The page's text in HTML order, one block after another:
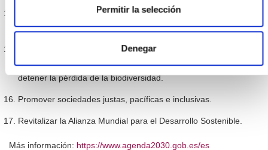
Permitir la selección
Denegar
Conservar y utilizar en forma sostenible los océanos, los mares
y los recursos marinos para el desarrollo sostenible.
Gestionar sosteniblemente los bosques, luchar contra la
desertificación, detener e invertir la degradación de las tierras y
detener la pérdida de la biodiversidad.
Promover sociedades justas, pacíficas e inclusivas.
Revitalizar la Alianza Mundial para el Desarrollo Sostenible.
Más información: https://www.agenda2030.gob.es/es